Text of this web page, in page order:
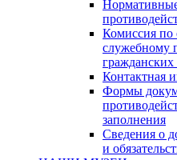
Комиссия по
служебному
Контактная
Формы
заполнения
Сведения о
и